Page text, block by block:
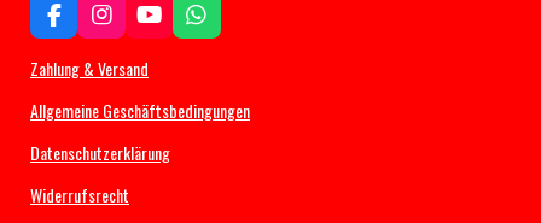
F
a
c
b
o
I
n
s
a
r
m
Y
o
u
u
e
W
h
s
Zahlung & Versand
Allgemeine Geschäftsbedingungen
Datenschutzerklärung
Widerrufsrecht